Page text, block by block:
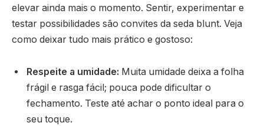
elevar ainda mais o momento. Sentir, experimentar e
testar possibilidades são convites da seda blunt. Veja
como deixar tudo mais prático e gostoso:
Respeite a umidade: Muita umidade deixa a folha
frágil e rasga fácil; pouca pode dificultar o
fechamento. Teste até achar o ponto ideal para o
seu toque.